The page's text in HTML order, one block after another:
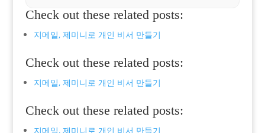
Check out these related posts:
지메일, 제미니로 개인 비서 만들기
Check out these related posts:
지메일, 제미니로 개인 비서 만들기
Check out these related posts:
지메일, 제미니로 개인 비서 만들기